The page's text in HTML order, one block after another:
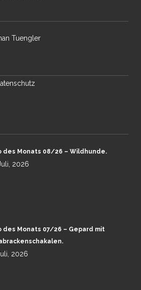
Tuengler
des Monats 08/26 – Wildhunde.
2026
des Monats 07/26 – Gepard mit
2026